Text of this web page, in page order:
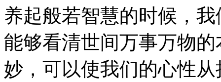
养起般若智慧的时候，
能够看清世间万事万物
妙，可以使我们的心性